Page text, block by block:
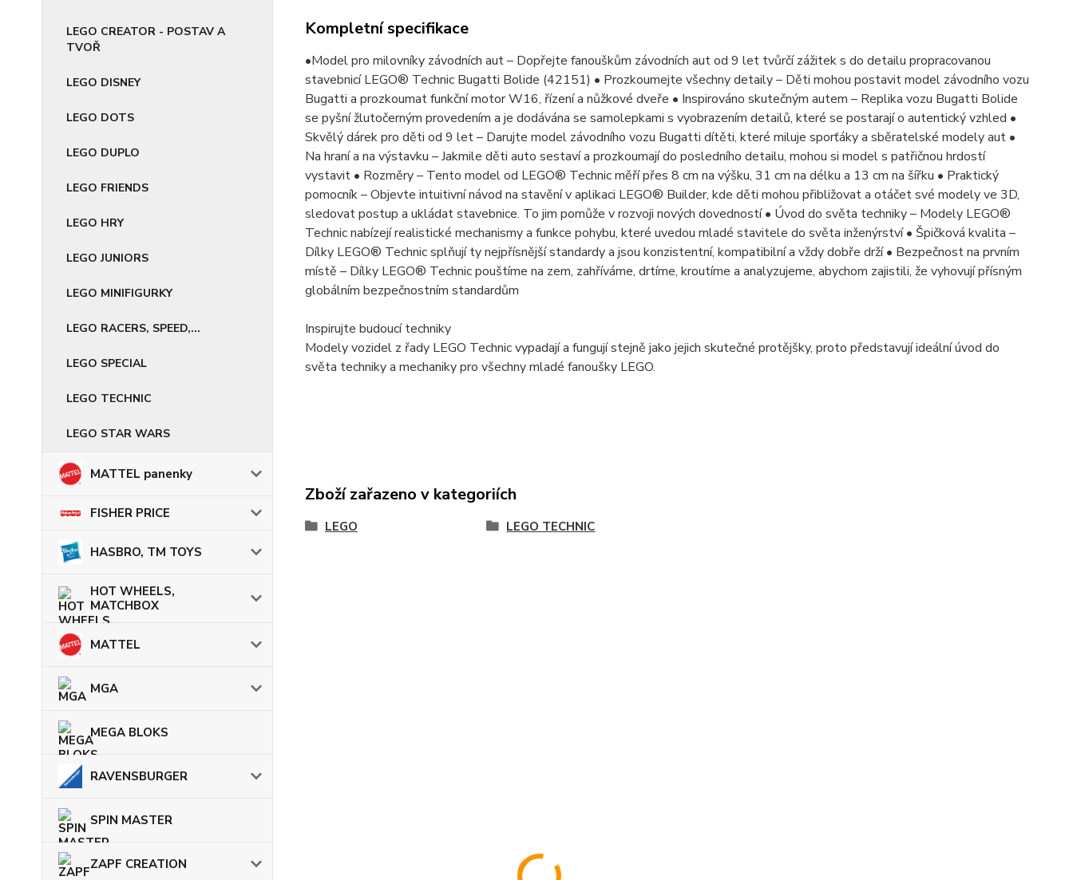
LEGO CREATOR - POSTAV A
TVOŘ
LEGO DISNEY
LEGO DOTS
LEGO DUPLO
LEGO FRIENDS
LEGO HRY
LEGO JUNIORS
LEGO MINIFIGURKY
LEGO RACERS, SPEED,...
LEGO SPECIAL
LEGO TECHNIC
LEGO STAR WARS
MATTEL panenky
FISHER PRICE
HASBRO, TM TOYS
HOT WHEELS,
MATCHBOX
MATTEL
MGA
MEGA BLOKS
RAVENSBURGER
SPIN MASTER
ZAPF CREATION
Kompletní specifikace
•Model pro milovníky závodních aut – Dopřejte fanouškům závodních aut od 9 let tvůrčí zážitek s do detailu propracovanou
stavebnicí LEGO® Technic Bugatti Bolide (42151) • Prozkoumejte všechny detaily – Děti mohou postavit model závodního vozu
Bugatti a prozkoumat funkční motor W16, řízení a nůžkové dveře • Inspirováno skutečným autem – Replika vozu Bugatti Bolide
se pyšní žlutočerným provedením a je dodávána se samolepkami s vyobrazením detailů, které se postarají o autentický vzhled •
Skvělý dárek pro děti od 9 let – Darujte model závodního vozu Bugatti dítěti, které miluje sporťáky a sběratelské modely aut •
Na hraní a na výstavku – Jakmile děti auto sestaví a prozkoumají do posledního detailu, mohou si model s patřičnou hrdostí
vystavit • Rozměry – Tento model od LEGO® Technic měří přes 8 cm na výšku, 31 cm na délku a 13 cm na šířku • Praktický
pomocník – Objevte intuitivní návod na stavění v aplikaci LEGO® Builder, kde děti mohou přibližovat a otáčet své modely ve 3D,
sledovat postup a ukládat stavebnice. To jim pomůže v rozvoji nových dovedností • Úvod do světa techniky – Modely LEGO®
Technic nabízejí realistické mechanismy a funkce pohybu, které uvedou mladé stavitele do světa inženýrství • Špičková kvalita –
Dílky LEGO® Technic splňují ty nejpřísnější standardy a jsou konzistentní, kompatibilní a vždy dobře drží • Bezpečnost na prvním
místě – Dílky LEGO® Technic pouštíme na zem, zahříváme, drtíme, kroutíme a analyzujeme, abychom zajistili, že vyhovují přísným
globálním bezpečnostním standardům
Inspirujte budoucí techniky
Modely vozidel z řady LEGO Technic vypadají a fungují stejně jako jejich skutečné protějšky, proto představují ideální úvod do
světa techniky a mechaniky pro všechny mladé fanoušky LEGO.
Zboží zařazeno v kategoriích
LEGO LEGO TECHNIC